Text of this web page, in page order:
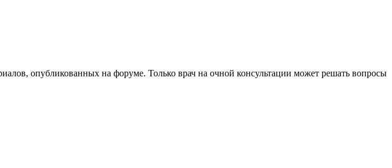
опубликованных на форуме. Только врач на очной консультации может решать вопросы